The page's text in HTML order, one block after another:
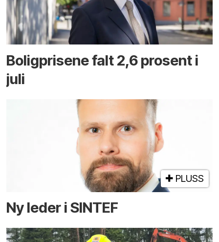
Boligprisene falt 2,6 prosent i
juli
PLUSS
Ny leder i SINTEF